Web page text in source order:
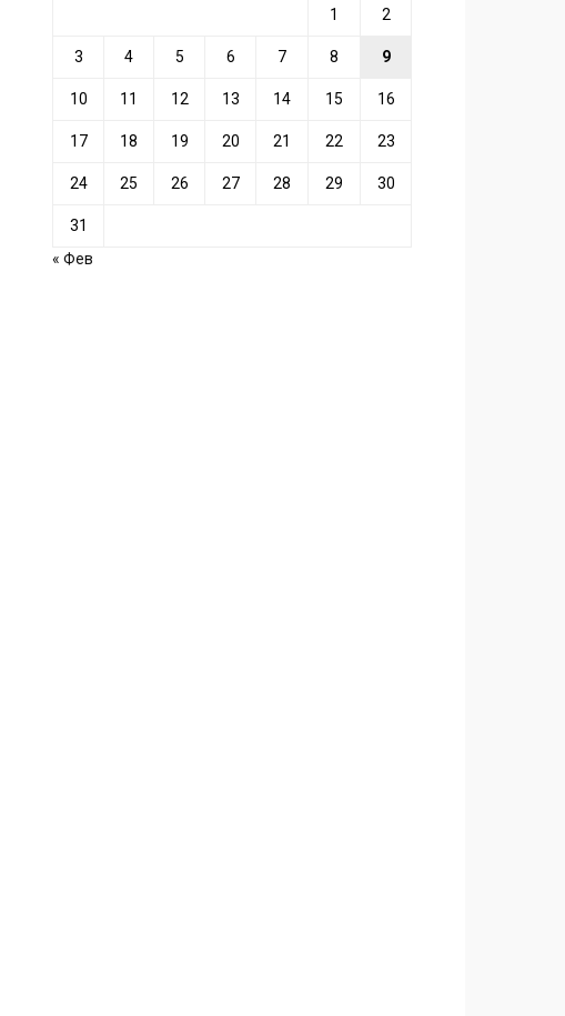
1 2
3 4 5 6 7 8 9
10 11 12 13 14 15 16
17 18 19 20 21 22 23
24 25 26 27 28 29 30
31
« Фев